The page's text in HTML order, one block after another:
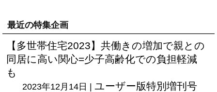
最近の特集企画
【多世帯住宅2023】共働きの増加で親との
同居に高い関心=少子高齢化での負担軽減
も
2023年12月14日 | ユーザー版特別増刊号